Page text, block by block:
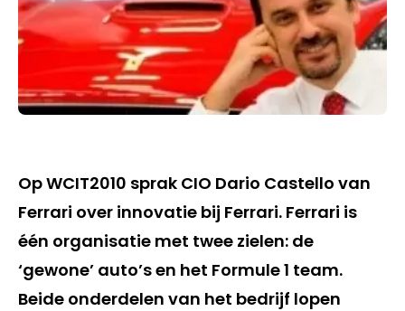
Op WCIT2010 sprak CIO Dario Castello van
Ferrari over innovatie bij Ferrari. Ferrari is
één organisatie met twee zielen: de
‘gewone’ auto’s en het Formule 1 team.
Beide onderdelen van het bedrijf lopen